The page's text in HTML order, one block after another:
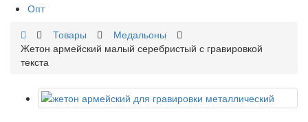
Опт
Товары
Медальоны
Жетон армейский малый серебристый с гравировкой
текста